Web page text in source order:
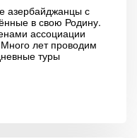
азербайджанцы с
в свою Родину.
ассоциации
лет проводим
туры